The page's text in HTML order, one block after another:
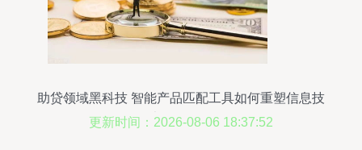
助贷领域黑科技 智能产品匹配工具如何重塑信息技
术咨询服务
更新时间：2026-08-06 18:37:52